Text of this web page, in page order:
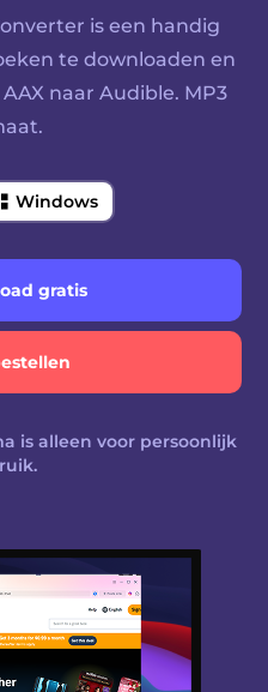
is een handig
te downloaden en
naar Audible. MP3
Windows
gratis
is alleen voor persoonlijk